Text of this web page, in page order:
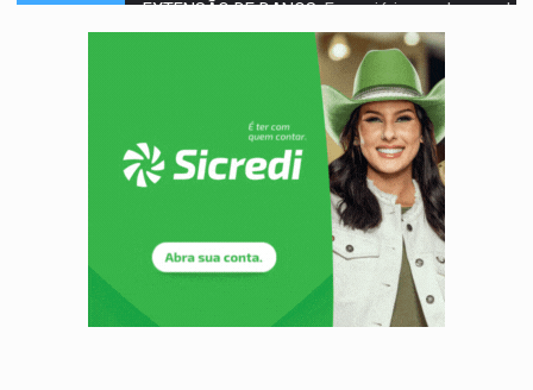
VARIANDO O CARDÁPIO:Veja essa receita de carne assada para o
PREJUÍZO AOS ESTUDANTES: Greve dos professores em PVH é
POSSESSÃO DE DEBORAH LOGAN:Terror mistura mistério e filmagens
TRANSPARÊNCIA:TCE reúne candidatos ao Governo e apresenta
Mulheres são maioria e representam 52% do eleitorado de
NO CARRO:Homem é preso com pistola 9mm durante abordagem da Força
TRÁGICO: Pai do 'Xandy Motocross' morre em